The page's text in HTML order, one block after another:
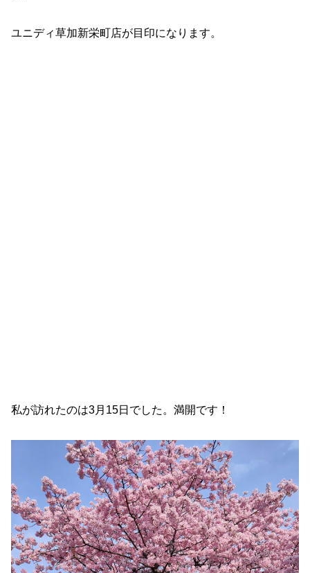
ユニディ草加新栄町店が目印になります。
私が訪れたのは3月15日でした。満開です！